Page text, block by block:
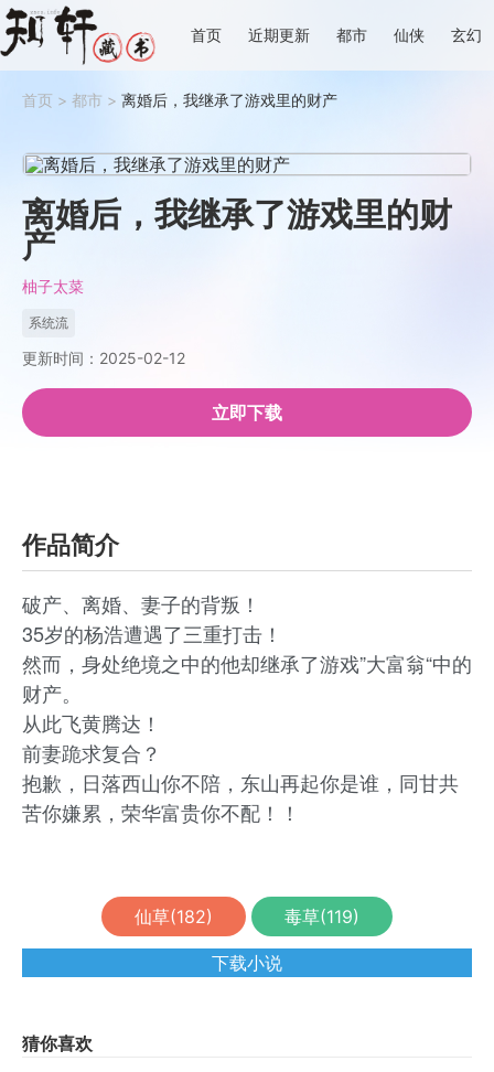
首页 近期更新 都市 仙侠 玄幻
首页 > 都市 > 离婚后，我继承了游戏里的财产
离婚后，我继承了游戏里的财
产
柚子太菜
系统流
更新时间：2025-02-12
立即下载
作品简介
破产、离婚、妻子的背叛！
35岁的杨浩遭遇了三重打击！
然而，身处绝境之中的他却继承了游戏”大富翁“中的
财产。
从此飞黄腾达！
前妻跪求复合？
抱歉，日落西山你不陪，东山再起你是谁，同甘共
苦你嫌累，荣华富贵你不配！！
仙草(182) 毒草(119)
下载小说
猜你喜欢